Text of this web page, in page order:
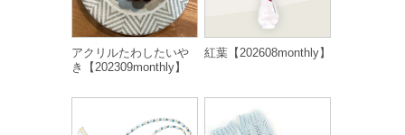
アクリルたわしたいや
き【202309monthly】
紅葉【202608monthly】